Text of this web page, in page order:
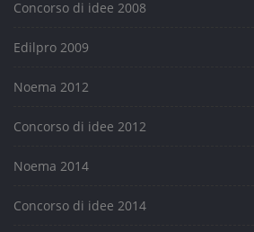
Concorso di idee 2008
Edilpro 2009
Noema 2012
Concorso di idee 2012
Noema 2014
Concorso di idee 2014